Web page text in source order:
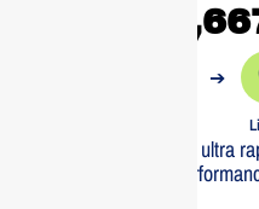
➔
Profitez d’un stockage ultra
ESSD 1T Elite7S.